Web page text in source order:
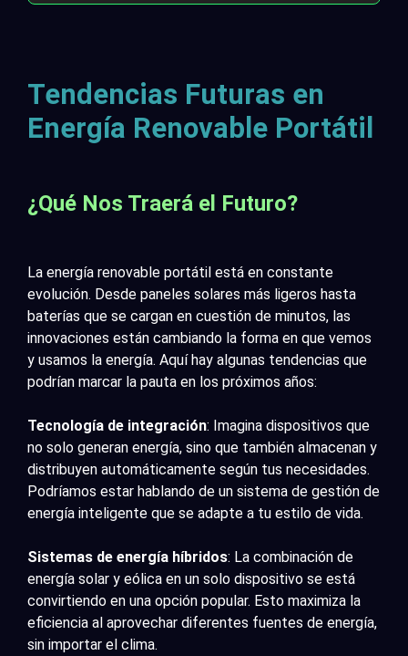
Tendencias Futuras en
Energía Renovable Portátil
¿Qué Nos Traerá el Futuro?
La energía renovable portátil está en constante
evolución. Desde paneles solares más ligeros hasta
baterías que se cargan en cuestión de minutos, las
innovaciones están cambiando la forma en que vemos
y usamos la energía. Aquí hay algunas tendencias que
podrían marcar la pauta en los próximos años:
Tecnología de integración: Imagina dispositivos que
no solo generan energía, sino que también almacenan y
distribuyen automáticamente según tus necesidades.
Podríamos estar hablando de un sistema de gestión de
energía inteligente que se adapte a tu estilo de vida.
Sistemas de energía híbridos: La combinación de
energía solar y eólica en un solo dispositivo se está
convirtiendo en una opción popular. Esto maximiza la
eficiencia al aprovechar diferentes fuentes de energía,
sin importar el clima.